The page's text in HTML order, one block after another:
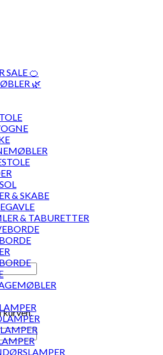
kurven.
SALE 🍊
🌿
& SKABE
& TABURETTER